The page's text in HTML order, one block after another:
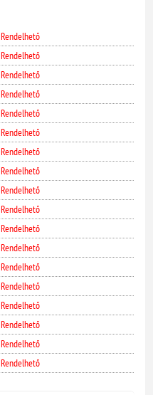
Rendelhető
Rendelhető
Rendelhető
Rendelhető
Rendelhető
Rendelhető
Rendelhető
Rendelhető
Rendelhető
Rendelhető
Rendelhető
Rendelhető
Rendelhető
Rendelhető
Rendelhető
Rendelhető
Rendelhető
Rendelhető